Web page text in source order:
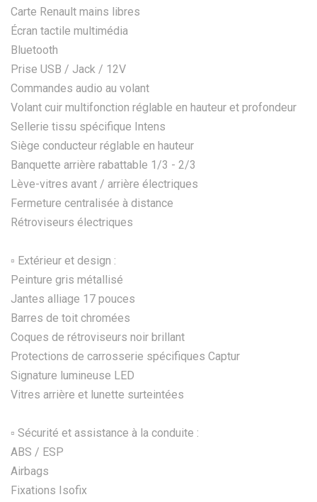
Carte Renault mains libres
Écran tactile multimédia
Bluetooth
Prise USB / Jack / 12V
Commandes audio au volant
Volant cuir multifonction réglable en hauteur et profondeur
Sellerie tissu spécifique Intens
Siège conducteur réglable en hauteur
Banquette arrière rabattable 1/3 - 2/3
Lève-vitres avant / arrière électriques
Fermeture centralisée à distance
Rétroviseurs électriques
▫️ Extérieur et design :
Peinture gris métallisé
Jantes alliage 17 pouces
Barres de toit chromées
Coques de rétroviseurs noir brillant
Protections de carrosserie spécifiques Captur
Signature lumineuse LED
Vitres arrière et lunette surteintées
▫️ Sécurité et assistance à la conduite :
ABS / ESP
Airbags
Fixations Isofix